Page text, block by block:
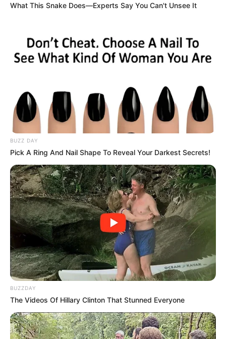
તારીખ 6 જુલાઈ અને 8 જુલાઈ એક સિસ્ટમ સક્રિય
વરસાદ વરસી શકે છે. આગામી તારીખ 8 થી 16 તારીખ
સુધીમાં રાજ્યના ઘણા વિસ્તારોમાં ભારે અતિભારે વરસાદ
વરસવાની શક્યતા છે.
What This Snake Does—Experts Say You Can't Unsee It
BUZZ DAY
Pick A Ring And Nail Shape To Reveal Your Darkest Secrets!
BUZZDAY
The Videos Of Hillary Clinton That Stunned Everyone